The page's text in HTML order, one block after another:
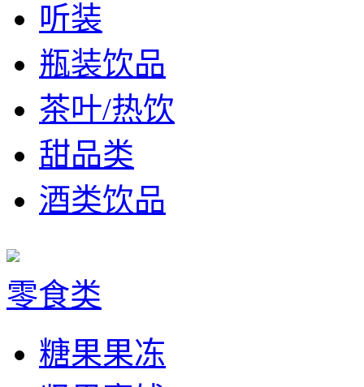
听装
瓶装饮品
茶叶/热饮
甜品类
酒类饮品
零食类
糖果果冻